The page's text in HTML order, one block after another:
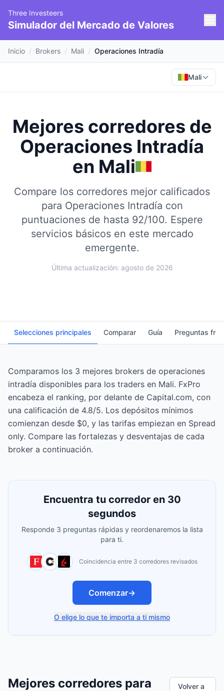
Three Investeers
Simulador del Mercado de Valores
Inicio / Brokers / Mali / Operaciones Intradía
Mali
Mejores corredores de
Operaciones Intradía
en Mali
Compare los corredores mejor calificados
para Operaciones Intradía con
puntuaciones de hasta 92/100. Espere
servicios básicos en este mercado
emergente.
Última actualización: agosto de 2026
Selecciones principales Comparar Guía Preguntas
Comparamos los 3 mejores brokers de operaciones
intradía disponibles para los traders en Mali. FxPro
encabeza el ranking, por delante de Capital.com, con
una calificación de 4.8/5. Los depósitos mínimos
comienzan desde $0, y las tarifas empiezan en Spread
only. Compare las fortalezas y desventajas de cada
broker a continuación.
Encuentra tu corredor en 30
segundos
Responde 3 preguntas rápidas y reordenaremos la lista
para ti.
Coincidencia entre 3 corredores revisados
Comenzar→
O elige lo que te importa a ti mismo
Mejores corredores para
Volver a